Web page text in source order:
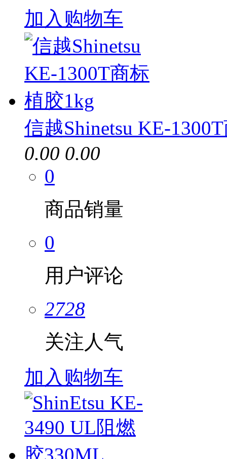
加入购物车
信越Shinetsu KE-
0.00 0.00
0
商品销量
0
用户评论
2728
关注人气
加入购物车